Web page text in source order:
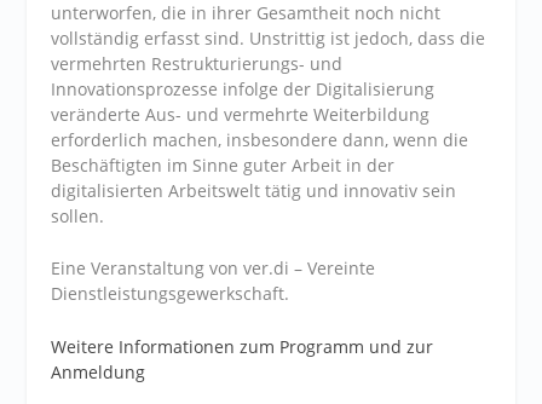
unterworfen, die in ihrer Gesamtheit noch nicht
vollständig erfasst sind. Unstrittig ist jedoch, dass die
vermehrten Restrukturierungs- und
Innovationsprozesse infolge der Digitalisierung
veränderte Aus- und vermehrte Weiterbildung
erforderlich machen, insbesondere dann, wenn die
Beschäftigten im Sinne guter Arbeit in der
digitalisierten Arbeitswelt tätig und innovativ sein
sollen.
Eine Veranstaltung von ver.di – Vereinte
Dienstleistungsgewerkschaft.
Weitere Informationen zum Programm und zur
Anmeldung